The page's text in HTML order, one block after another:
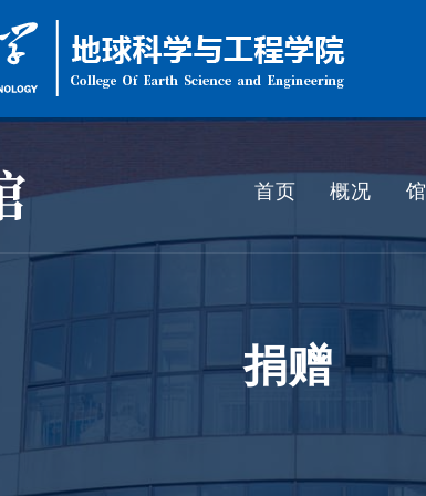
首页 概况
捐赠